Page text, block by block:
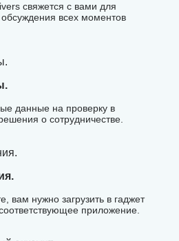
свяжется с вами для
всех моментов
данные на проверку в
о сотрудничестве.
вам нужно загрузить в гаджет
приложение.